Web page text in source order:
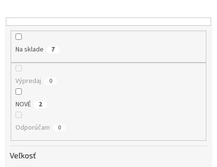
u
k
Na sklade 7
Výpredaj 0
NOVÉ 2
Odporúčam 0
Veľkosť